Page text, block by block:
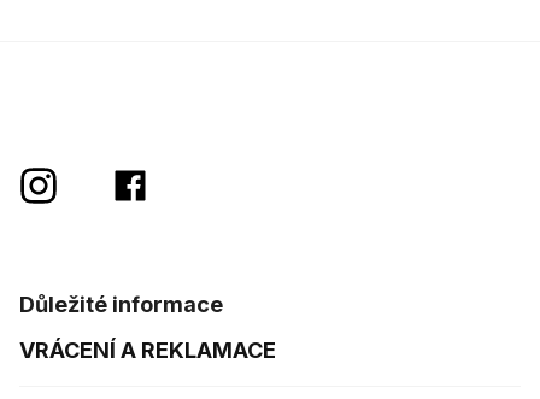
Důležité informace
VRÁCENÍ A REKLAMACE